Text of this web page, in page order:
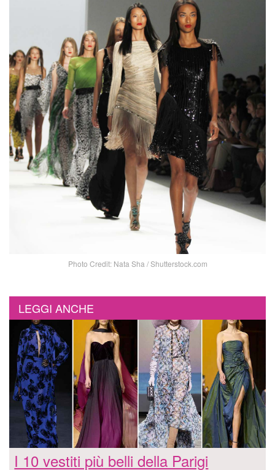
Photo Credit: Nata Sha / Shutterstock.com
LEGGI ANCHE
I 10 vestiti più belli della Parigi